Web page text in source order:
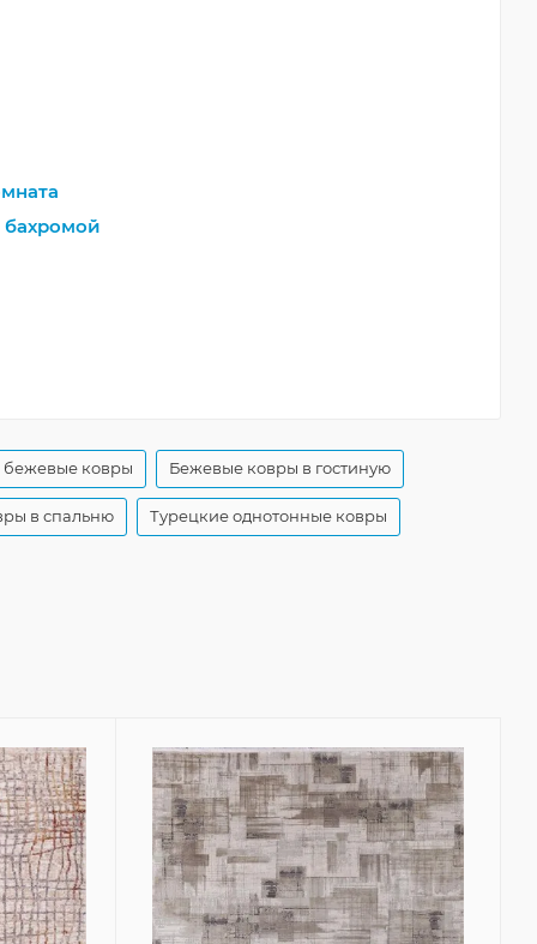
бахромой
ковры Бежевые ковры в гостиную
в спальню Турецкие однотонные ковры